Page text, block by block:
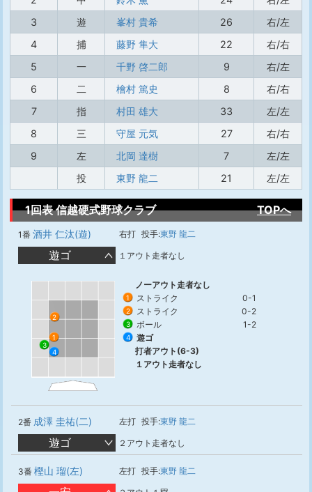
3
遊 峯村 貴希 26
右/左
4
捕 藤野 隼大 22
右/右
5
一 千野 啓二郎 9
右/左
6
二 檜村 篤史 8
右/右
7
指 村田 雄大 33
左/左
8
三 守屋 元気 27
右/右
9
左 北岡 達樹 7
左/左
投
東野 龍二 21 左/左
1回表 信越硬式野球クラブ TOPへ
1番 酒井 仁汰(遊) 右打 投手:東野 龍二
遊ゴ １アウト走者なし
1
2
3
4
ノーアウト走者なし
1 ストライク 0-1
2 ストライク 0-2
3 ボール 1-2
4
遊ゴ
打者アウト(6-3)
１アウト走者なし
2番 成澤 圭祐(二) 左打 投手:東野 龍二
遊ゴ ２アウト走者なし
3番 樫山 瑠(左) 左打 投手:東野 龍二